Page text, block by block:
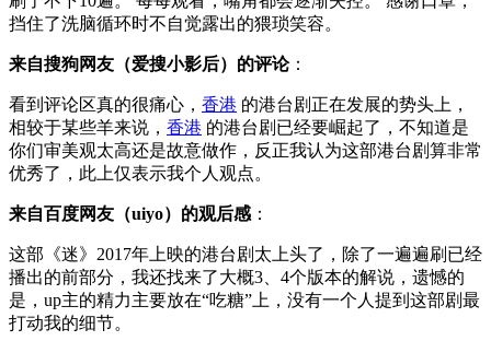
挡住了洗脑循环时不自觉露出的猥琐笑容。
来自搜狗网友（爱搜小影后）的评论：
看到评论区真的很痛心， 香港 的港台剧正在发展的势头上，
相较于某些羊来说， 香港 的港台剧已经要崛起了，不知道是
你们审美观太高还是故意做作，反正我认为这部港台剧算非常
优秀了，此上仅表示我个人观点。
来自百度网友（uiyo）的观后感 ：
这部《迷》2017年上映的港台剧太上头了，除了一遍遍刷已经
播出的前部分，我还找来了大概3、4个版本的解说，遗憾的
是，up主的精力主要放在“吃糖”上，没有一个人提到这部剧最
打动我的细节。